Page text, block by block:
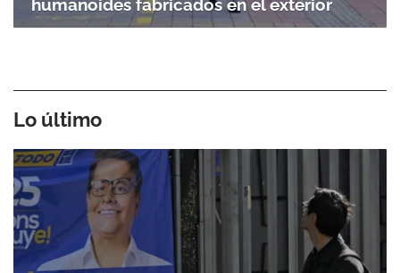
humanoides fabricados en el exterior
Lo último